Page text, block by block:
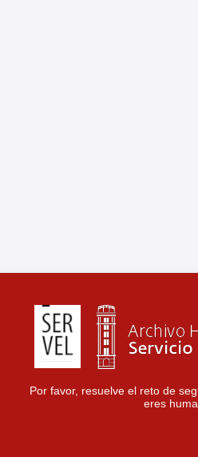
Por favor, resuelve el reto de
eres